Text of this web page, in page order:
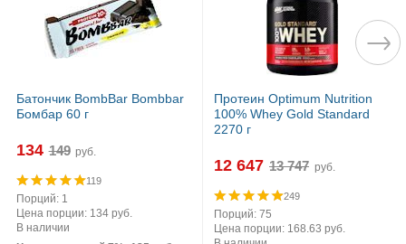
Батончик BombBar Bombbar
Бомбар 60 г
134 руб.
119
Порций: 1
Цена порции: 134 руб.
В наличии
Протеин Optimum Nutrition
100% Whey Gold Standard
2270 г
12 647 руб.
249
Порций: 75
Цена порции: 168.63 руб.